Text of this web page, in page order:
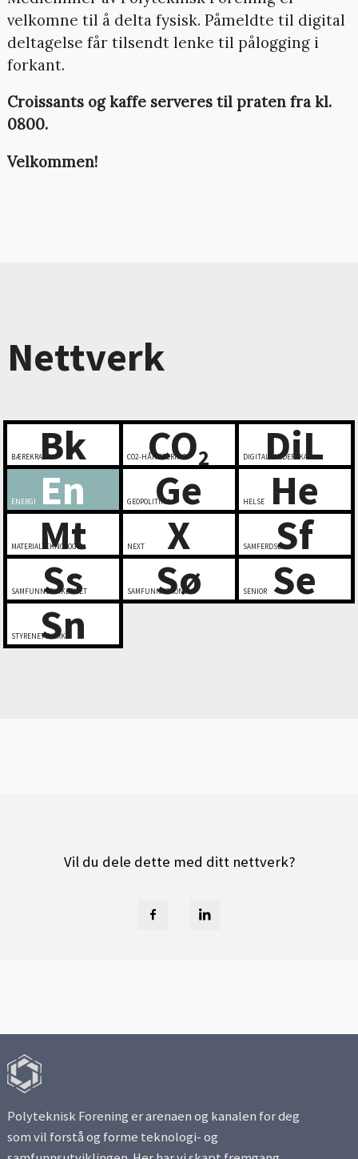
velkomne til å delta fysisk. Påmeldte til digital
deltagelse får tilsendt lenke til pålogging i
forkant.
Croissants og kaffe serveres til praten fra kl.
0800.
Velkommen!
Nettverk
Bk
BÆREKRAFT CO2
CO2-HÅNDTERING DiL
DIGITALT LEDERSKAP
En
ENERGI Ge
GEOPOLITIKK He
HELSE
Mt
MATERIALTEKNOLOGI X
NEXT Sf
SAMFERDSEL
Ss
SAMFUNNSSIKKERHET Sø
SAMFUNNSØKONOMI Se
SENIOR
Sn
STYRENETTVERK
Vil du dele dette med ditt nettverk?
Polyteknisk Forening er arenaen og kanalen for deg
som vil forstå og forme teknologi- og